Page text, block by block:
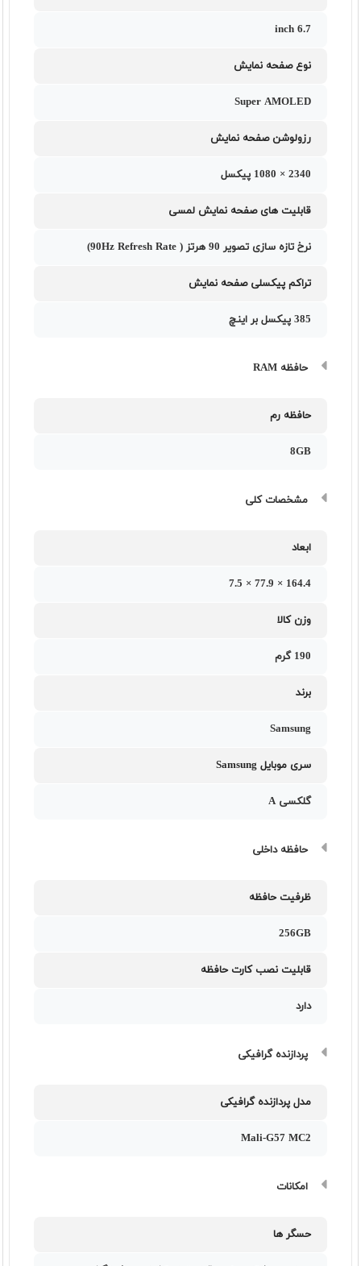
6.7 inch
نوع صفحه نمایش
Super AMOLED
رزولوشن صفحه نمایش
2340 × 1080 پیکسل
قابلیت های صفحه نمایش لمسی
نرخ تازه سازی تصویر 90 هرتز ( 90Hz Refresh Rate)
تراکم پیکسلی صفحه نمایش
385 پیکسل بر اینچ
حافظه RAM
حافظه رم
8GB
مشخصات کلی
ابعاد
164.4 × 77.9 × 7.5
وزن کالا
190 گرم
برند
Samsung
سری موبایل Samsung
گلکسی A
حافظه داخلی
ظرفیت حافظه
256GB
قابلیت نصب کارت حافظه
دارد
پردازنده گرافیکی
مدل پردازنده گرافیکی
Mali-G57 MC2
امکانات
حسگر ها